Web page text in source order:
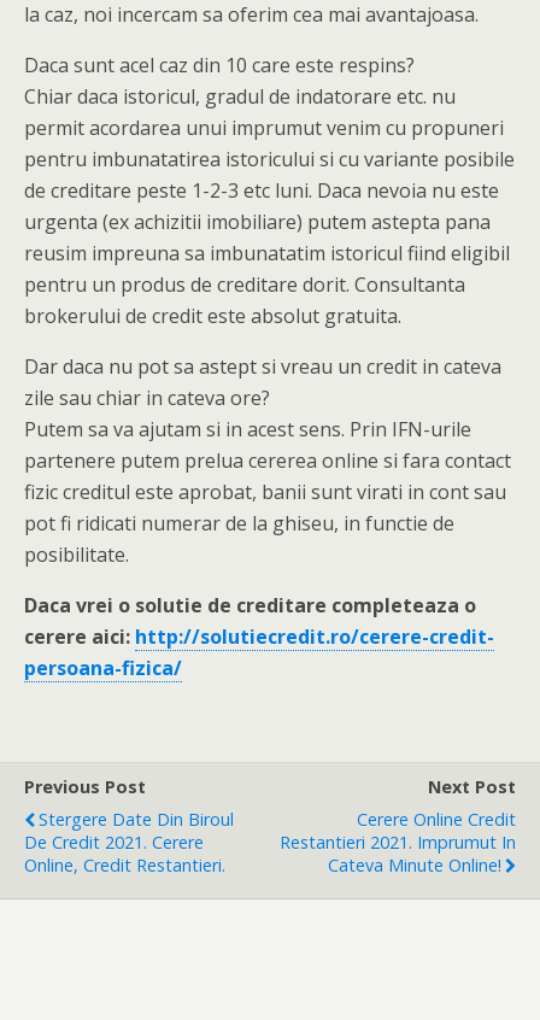
la caz, noi incercam sa oferim cea mai avantajoasa.
Daca sunt acel caz din 10 care este respins?
Chiar daca istoricul, gradul de indatorare etc. nu
permit acordarea unui imprumut venim cu propuneri
pentru imbunatatirea istoricului si cu variante posibile
de creditare peste 1-2-3 etc luni. Daca nevoia nu este
urgenta (ex achizitii imobiliare) putem astepta pana
reusim impreuna sa imbunatatim istoricul fiind eligibil
pentru un produs de creditare dorit. Consultanta
brokerului de credit este absolut gratuita.
Dar daca nu pot sa astept si vreau un credit in cateva
zile sau chiar in cateva ore?
Putem sa va ajutam si in acest sens. Prin IFN-urile
partenere putem prelua cererea online si fara contact
fizic creditul este aprobat, banii sunt virati in cont sau
pot fi ridicati numerar de la ghiseu, in functie de
posibilitate.
Daca vrei o solutie de creditare completeaza o
cerere aici: http://solutiecredit.ro/cerere-credit-
persoana-fizica/
Previous Post
Stergere Date Din Biroul
De Credit 2021. Cerere
Online, Credit Restantieri.
Next Post
Cerere Online Credit
Restantieri 2021. Imprumut In
Cateva Minute Online!